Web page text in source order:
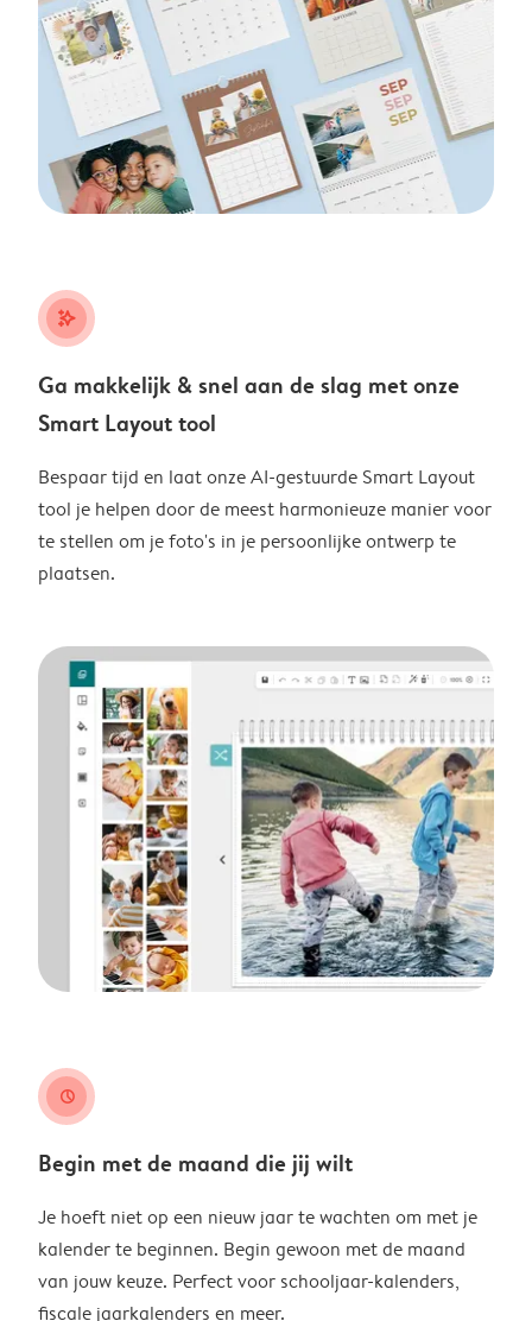
stars_plus
Ga makkelijk & snel aan de slag met onze
Smart Layout tool
Bespaar tijd en laat onze AI-gestuurde Smart Layout
tool je helpen door de meest harmonieuze manier voor
te stellen om je foto's in je persoonlijke ontwerp te
plaatsen.
clock
Begin met de maand die jij wilt
Je hoeft niet op een nieuw jaar te wachten om met je
kalender te beginnen. Begin gewoon met de maand
van jouw keuze. Perfect voor schooljaar-kalenders,
fiscale jaarkalenders en meer.